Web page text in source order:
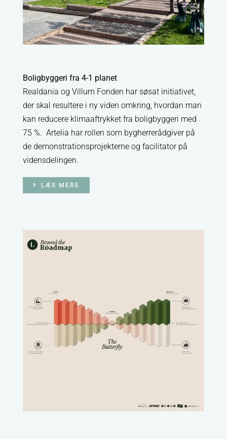
Boligbyggeri fra 4-1 planet
Realdania og Villum Fonden har søsat initiativet,
der skal resultere i ny viden omkring, hvordan man
kan reducere klimaaftrykket fra boligbyggeri med
75 %. Artelia har rollen som bygherrerådgiver på
de demonstrationsprojekterne og facilitator på
vidensdelingen.
LÆS MERE